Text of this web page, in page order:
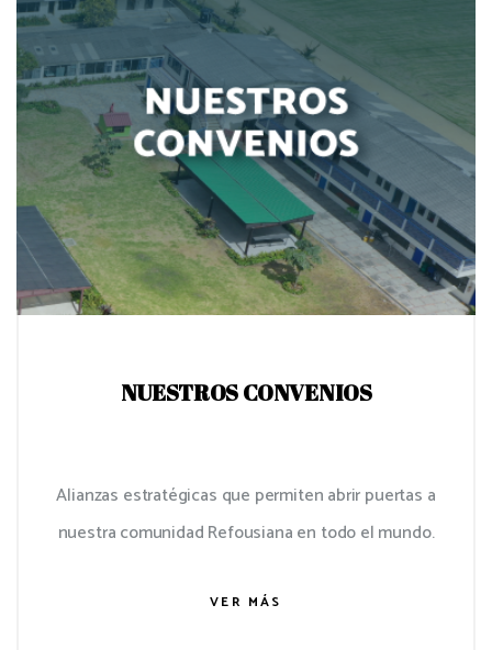
NUESTROS CONVENIOS
Alianzas estratégicas que permiten abrir puertas a
nuestra comunidad Refousiana en todo el mundo.
VER MÁS